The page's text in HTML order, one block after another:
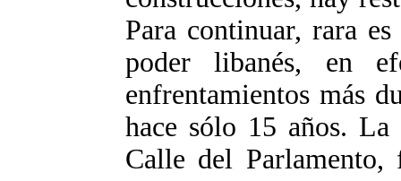
Para continuar, rara
poder libanés, en
enfrentamientos más
hace sólo 15 años.
Calle del Parlamento,